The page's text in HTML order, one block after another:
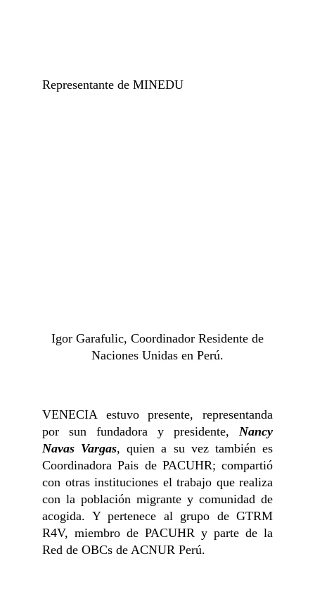
VENECIA estuvo presente, representanda
por sun fundadora y presidente, Nancy
Navas Vargas, quien a su vez también es
Coordinadora Pais de PACUHR; compartió
con otras instituciones el trabajo que realiza
con la población migrante y comunidad de
acogida. Y pertenece al grupo de GTRM
R4V, miembro de PACUHR y parte de la
Red de OBCs de ACNUR Perú.
Representante de MINEDU
Igor Garafulic, Coordinador Residente de
Naciones Unidas en Perú.